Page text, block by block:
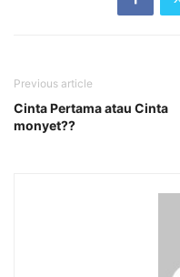
Previous article
Cinta Pertama atau Cinta
monyet??